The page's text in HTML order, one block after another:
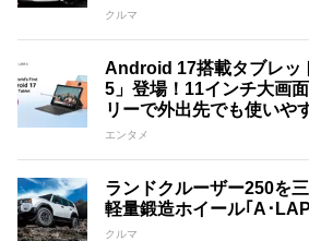
クルマ
Android 17搭載タブレッ
5」登場！11インチ大画
リーで外出先でも使いや
エンタメ
ランドクルーザー250を
軽量鍛造ホイール｢A･
クルマ